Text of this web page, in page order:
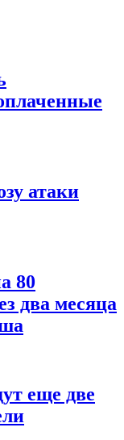
атаки
80
два месяца
еще две